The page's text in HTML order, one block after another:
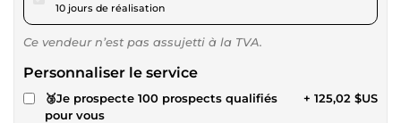
10 jours de réalisation
Ce vendeur n’est pas assujetti à la TVA.
Personnaliser le service
🥉Je prospecte 100 prospects qualifiés
pour vous
+ 125,02 $US